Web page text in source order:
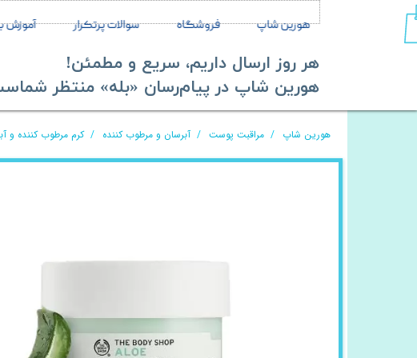
هورین شاپ فروشگاه سوالات پرتکرار آموزش
هر روز ارسال داریم، سریع و مطمئن!
​​​​​​​هورین شاپ در پیام‌رسان «بله» منتظر
هورین شاپ مراقبت پوست آبرسان و مرطوب کننده کرم مرطوب کننده و